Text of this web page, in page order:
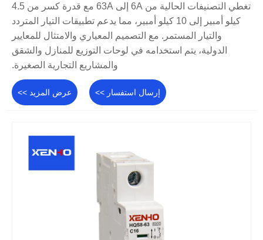
تغطي التصنيفات الحالية من 6A إلى 63A مع قدرة كسر من 4.5
كيلو أمبير إلى 10 كيلو أمبير، مما يدعم تطبيقات التيار المتردد
والتيار المستمر. مع التصميم المعياري والامتثال للمعايير
الدولية، يتم استخدامه في لوحات التوزيع للمنازل والشقق
والمشاريع التجارية الصغيرة.
عرض المزيد >> إرسال استفسار >>